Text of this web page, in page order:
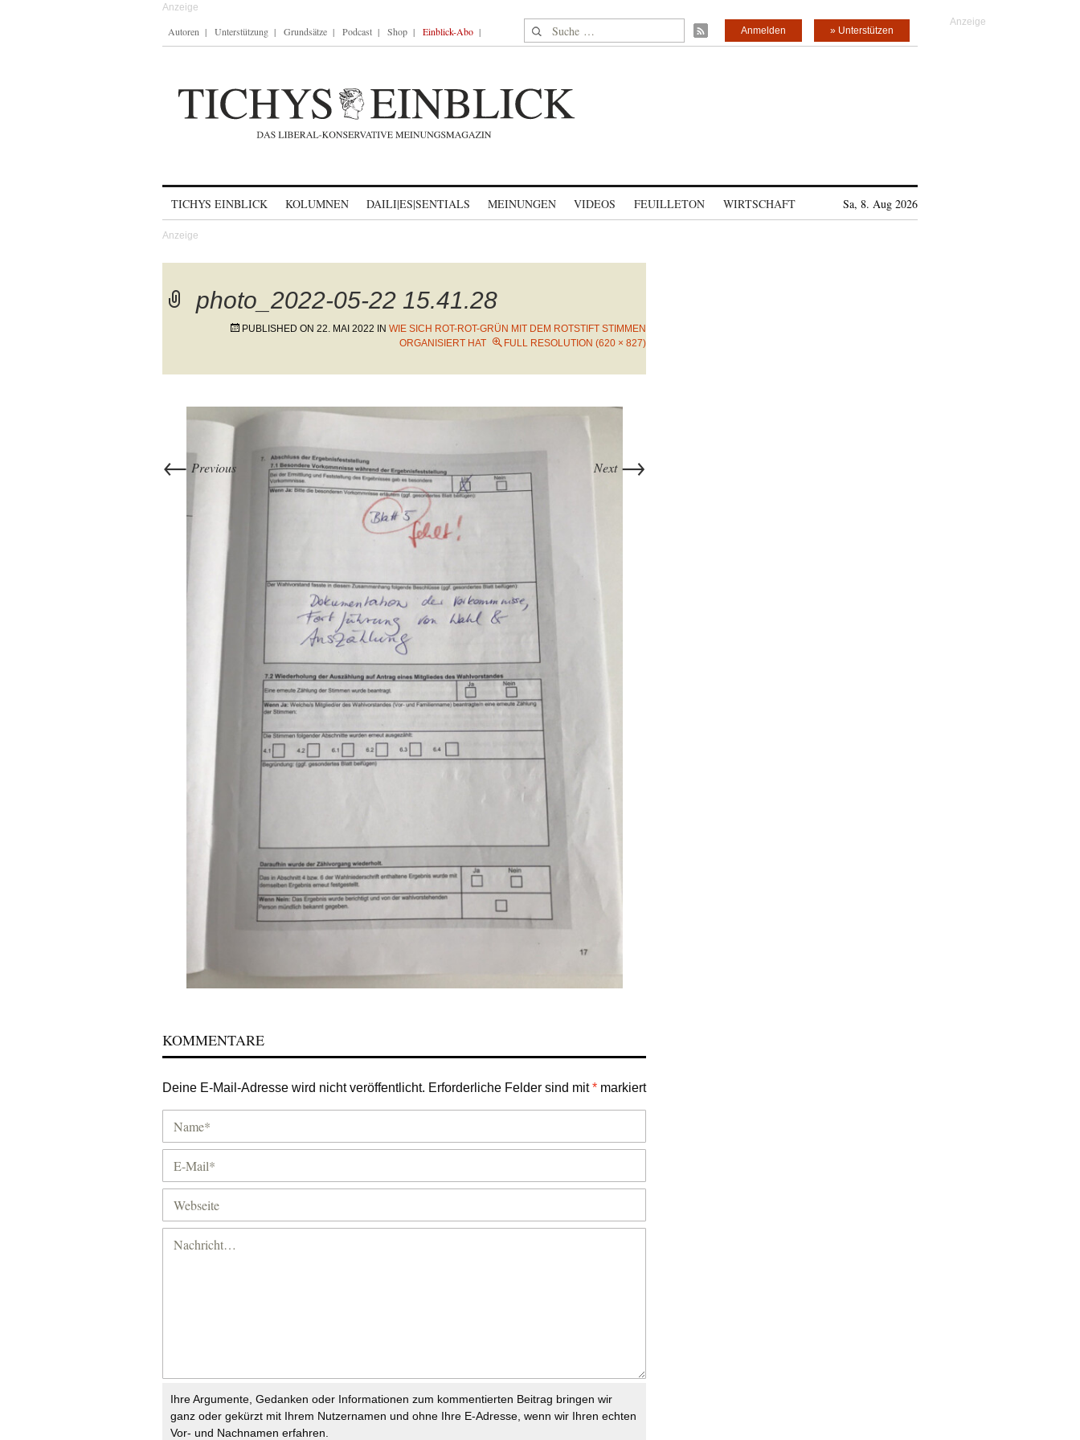
Autoren Unterstützung Grundsätze Podcast Shop Einblick-Abo Suche nach: » Unterstützen
Anmelden
TICHYS EINBLICK KOLUMNEN DAILI|ES|SENTIALS MEINUNGEN VIDEOS FEUILLETON WIRTSCHAFT Sa, 8. Aug 2026
photo_2022-05-22 15.41.28
PUBLISHED ON 22. MAI 2022 IN WIE SICH ROT-ROT-GRÜN MIT DEM ROTSTIFT STIMMEN
ORGANISIERT HAT
FULL RESOLUTION (620 × 827)
← Previous Next →
KOMMENTARE
Deine E-Mail-Adresse wird nicht veröffentlicht. Erforderliche Felder sind mit* markiert
Ihre Argumente, Gedanken oder Informationen zum kommentierten Beitrag bringen wir
ganz oder gekürzt mit Ihrem Nutzernamen und ohne Ihre E-Adresse, wenn wir Ihren echten
Vor- und Nachnamen erfahren.